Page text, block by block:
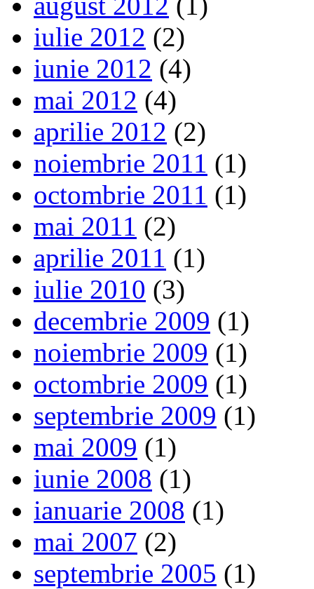
iulie 2012 (2)
iunie 2012 (4)
mai 2012 (4)
aprilie 2012 (2)
noiembrie 2011 (1)
octombrie 2011 (1)
mai 2011 (2)
aprilie 2011 (1)
iulie 2010 (3)
decembrie 2009 (1)
noiembrie 2009 (1)
octombrie 2009 (1)
septembrie 2009 (1)
mai 2009 (1)
iunie 2008 (1)
ianuarie 2008 (1)
mai 2007 (2)
septembrie 2005 (1)